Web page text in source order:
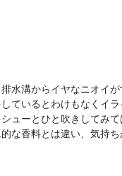
水溝からイヤなニオイが
ているとわけもなくイ
ューとひと吹きしてみて
な香料とは違い、気持